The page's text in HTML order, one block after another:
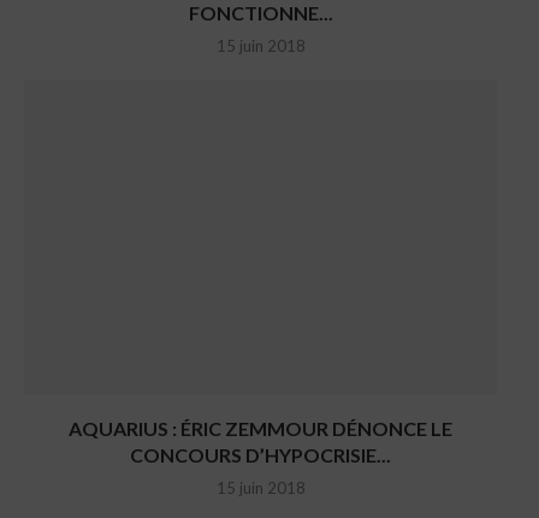
FONCTIONNE...
15 juin 2018
AQUARIUS : ÉRIC ZEMMOUR DÉNONCE LE
CONCOURS D’HYPOCRISIE...
15 juin 2018